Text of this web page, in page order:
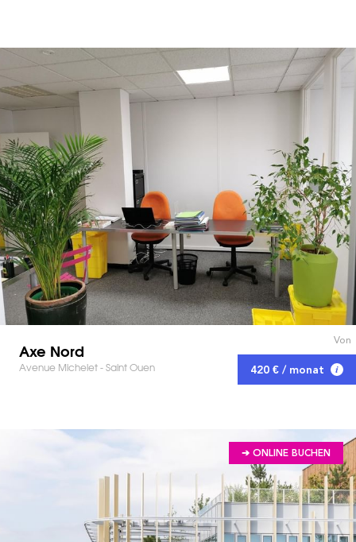
Axe Nord
Avenue Michelet - Saint Ouen
Von
420 € / monat
➔ ONLINE BUCHEN